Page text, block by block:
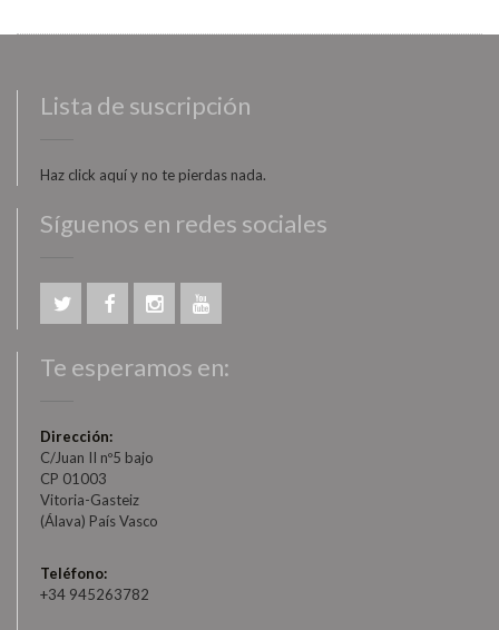
Lista de suscripción
Haz click aquí y no te pierdas nada.
Síguenos en redes sociales
Te esperamos en:
Dirección:
C/Juan II nº5 bajo
CP 01003
Vitoria-Gasteiz
(Álava) País Vasco
Teléfono:
+34 945263782